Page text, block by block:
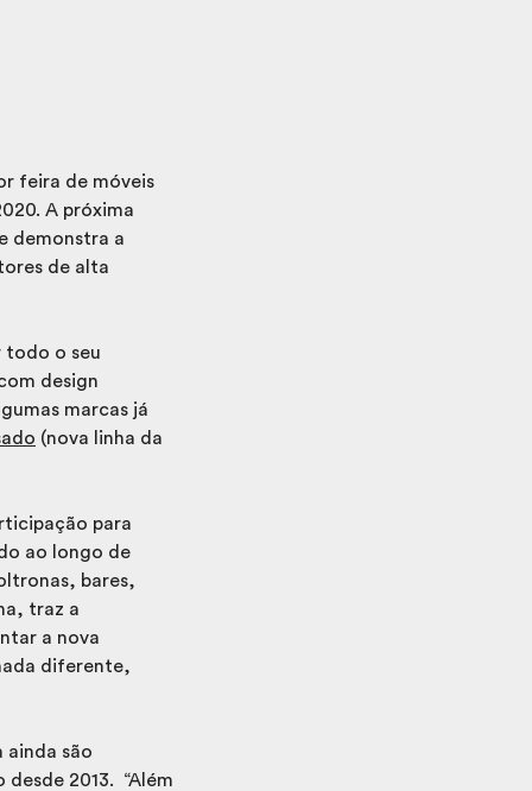
feira de móveis
A próxima
demonstra a
de alta
todo o seu
design
marcas já
(nova linha da
para
ao longo de
bares,
traz a
a nova
diferente,
ainda são
2013. “Além